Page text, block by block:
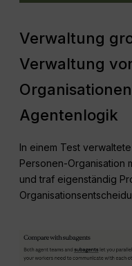
Verwaltung
Verwaltung
Agentenlogik
In einem Test
Personen-Organisation
und traf eigenständig